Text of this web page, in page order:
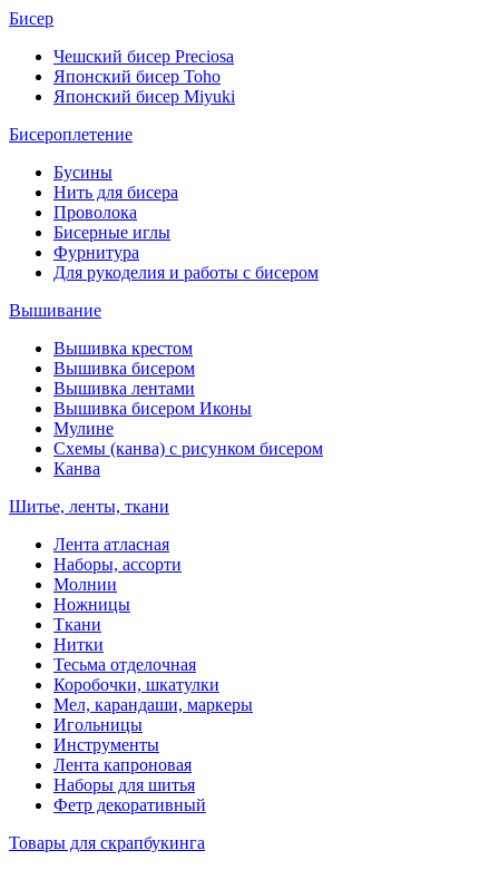
Бисер
Чешский бисер Preciosa
Японский бисер Toho
Японский бисер Miyuki
Бисероплетение
Бусины
Нить для бисера
Проволока
Бисерные иглы
Фурнитура
Для рукоделия и работы с бисером
Вышивание
Вышивка крестом
Вышивка бисером
Вышивка лентами
Вышивка бисером Иконы
Мулине
Схемы (канва) с рисунком бисером
Канва
Шитье, ленты, ткани
Лента атласная
Наборы, ассорти
Молнии
Ножницы
Ткани
Нитки
Тесьма отделочная
Коробочки, шкатулки
Мел, карандаши, маркеры
Игольницы
Инструменты
Лента капроновая
Наборы для шитья
Фетр декоративный
Товары для скрапбукинга